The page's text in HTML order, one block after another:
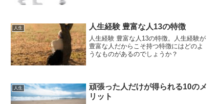
人生 人生経験 豊富な人13の特徴
人生経験 豊富な人13の特徴。人生経験が
豊富な人だからこそ持つ特徴にはどのよ
うなものがあるのでしょうか？
人生
頑張った人だけが得られる10のメ
リット